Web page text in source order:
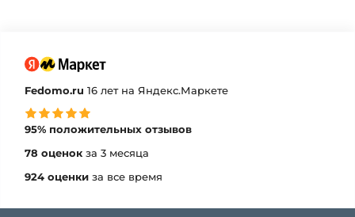
Fedomo.ru 16 лет на Яндекс.Маркете
95% положительных отзывов
78 оценок за 3 месяца
924 оценки за все время